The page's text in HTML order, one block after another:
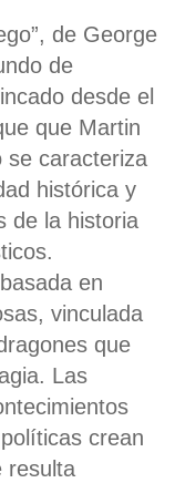
de George
de
desde el
que Martin
se caracteriza
histórica y
de la historia
en
vinculada
que
Las
crean
resulta